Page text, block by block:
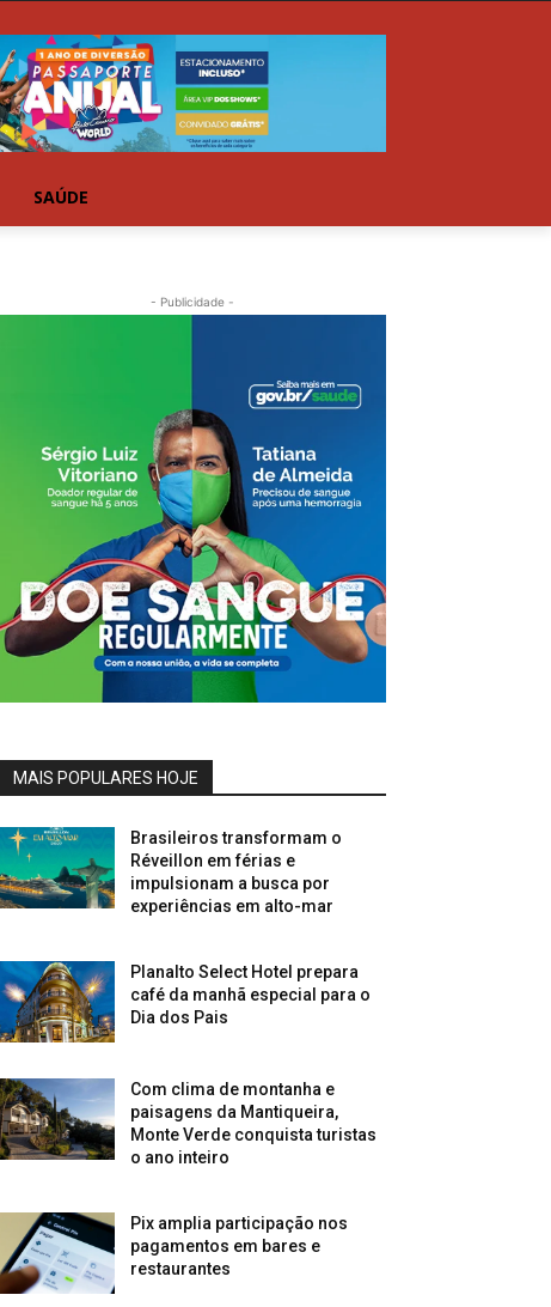
SAÚDE
- Publicidade -
MAIS POPULARES HOJE
Brasileiros transformam o
Réveillon em férias e
impulsionam a busca por
experiências em alto-mar
Planalto Select Hotel prepara
café da manhã especial para o
Dia dos Pais
Com clima de montanha e
paisagens da Mantiqueira,
Monte Verde conquista turistas
o ano inteiro
Pix amplia participação nos
pagamentos em bares e
restaurantes